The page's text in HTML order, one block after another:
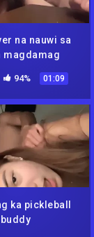
na nauwi sa
magdamag
94% 01:09
ka pickleball
buddy